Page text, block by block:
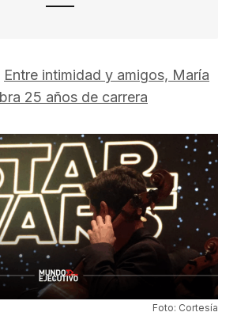
Entre intimidad y amigos, María
25 años de carrera
Foto: Cortesía